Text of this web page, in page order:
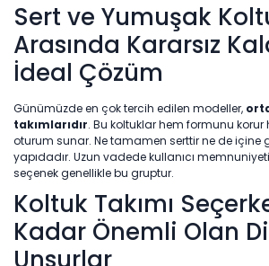
Sert ve Yumuşak
Arasında Kararsız
İdeal Çözüm
Günümüzde en çok tercih edilen modeller,
takımlarıdır. Bu koltuklar hem formunu
oturum sunar. Ne tamamen serttir ne de içine
yapıdadır. Uzun vadede kullanıcı
seçenek genellikle bu gruptur.
Koltuk Takımı
Kadar Önemli Olan